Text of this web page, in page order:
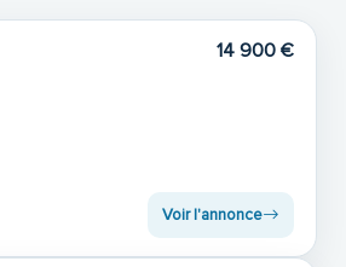
14 900 €
Voir l'annonce